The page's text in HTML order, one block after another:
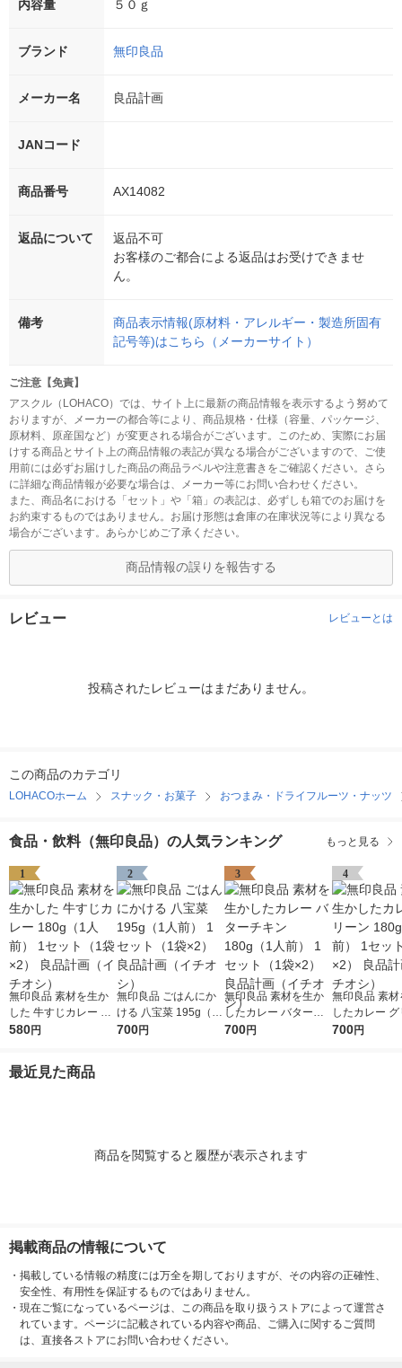
内容量 ５０ｇ
ブランド 無印良品
メーカー名 良品計画
JANコード
商品番号 AX14082
返品について
返品不可
お客様のご都合による返品はお受けできませ
ん。
備考
商品表示情報(原材料・アレルギー・製造所固有
記号等)はこちら（メーカーサイト）
ご注意【免責】
アスクル（LOHACO）では、サイト上に最新の商品情報を表示するよう努めて
おりますが、メーカーの都合等により、商品規格・仕様（容量、パッケージ、
原材料、原産国など）が変更される場合がございます。このため、実際にお届
けする商品とサイト上の商品情報の表記が異なる場合がございますので、ご使
用前には必ずお届けした商品の商品ラベルや注意書きをご確認ください。さら
に詳細な商品情報が必要な場合は、メーカー等にお問い合わせください。
また、商品名における「セット」や「箱」の表記は、必ずしも箱でのお届けを
お約束するものではありません。お届け形態は倉庫の在庫状況等により異なる
場合がございます。あらかじめご了承ください。
商品情報の誤りを報告する
レビュー レビューとは
投稿されたレビューはまだありません。
この商品のカテゴリ
LOHACOホーム スナック・お菓子 おつまみ・ドライフルーツ・ナッツ
食品・飲料（無印良品）の人気ランキング もっと見る
1
無印良品 素材を生か
した 牛すじカレー 18
0g（1人前） 1セット
580円
2
無印良品 ごはんにか
ける 八宝菜 195g（1
人前） 1セット（1袋×
700円
3
無印良品 素材を生か
したカレー バターチ
キン 180g（1人前） 1
700円
4
無印良品 素材
したカレー
180g（1人前
700円
最近見た商品
商品を閲覧すると履歴が表示されます
掲載商品の情報について
・ 掲載している情報の精度には万全を期しておりますが、その内容の正確性、
安全性、有用性を保証するものではありません。
・ 現在ご覧になっているページは、この商品を取り扱うストアによって運営さ
れています。ページに記載されている内容や商品、ご購入に関するご質問
は、直接各ストアにお問い合わせください。